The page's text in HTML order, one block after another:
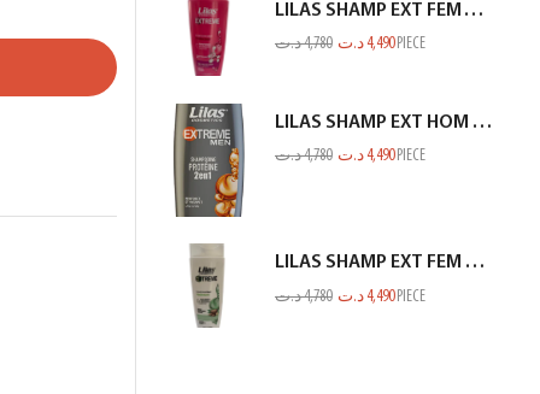
LILAS SHAMP EXT FEM TOUS TYPES CHEV ROSE 350ML
4,780د.ت 4,490 د.ت PIECE
LILAS SHAMP EXT HOM PROTEINE GRIS 350ML
4,780د.ت 4,490 د.ت PIECE
LILAS SHAMP EXT FEM FIN ET FRAGILE BLANC 350ML
4,780د.ت 4,490 د.ت PIECE